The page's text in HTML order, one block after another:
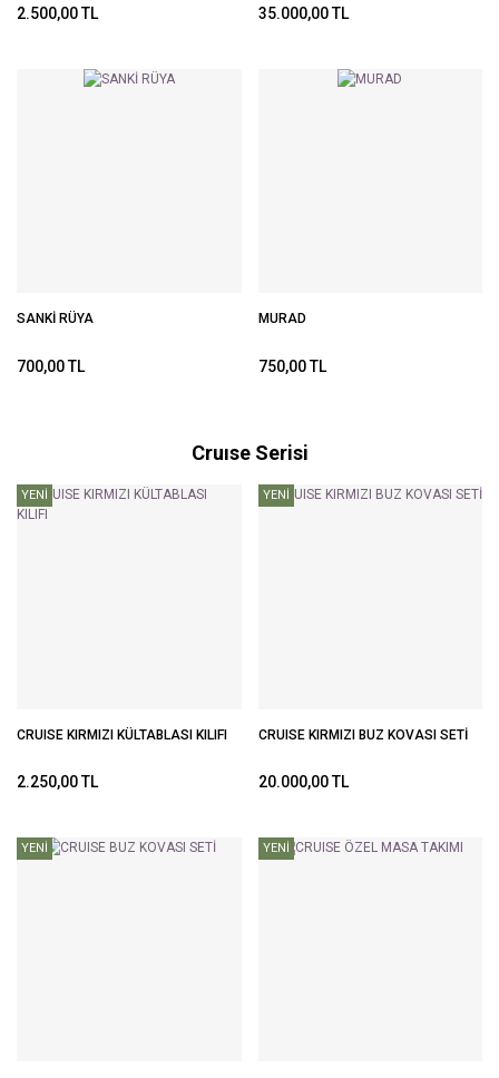
2.500,00 TL 35.000,00 TL
SANKİ RÜYA
700,00 TL
MURAD
750,00 TL
Cruıse Serisi
YENİ
CRUISE KIRMIZI KÜLTABLASI KILIFI
2.250,00 TL
YENİ
CRUISE KIRMIZI BUZ KOVASI SETİ
20.000,00 TL
YENİ YENİ